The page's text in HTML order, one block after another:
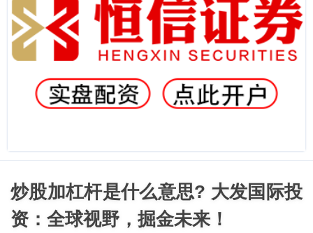
炒股加杠杆是什么意思? 大发国际投
资：全球视野，掘金未来！